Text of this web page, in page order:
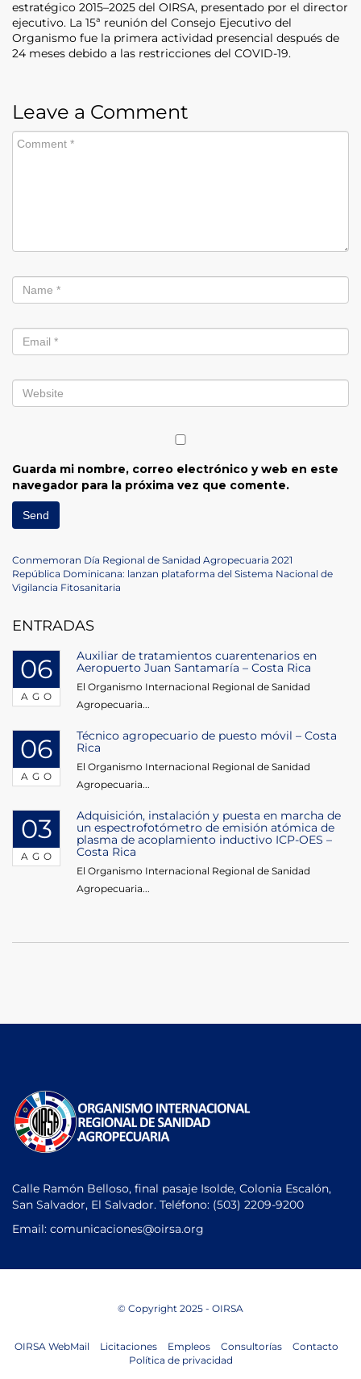
estratégico 2015–2025 del OIRSA, presentado por el director
ejecutivo. La 15ª reunión del Consejo Ejecutivo del
Organismo fue la primera actividad presencial después de
24 meses debido a las restricciones del COVID-19.
Leave a Comment
Guarda mi nombre, correo electrónico y web en este
navegador para la próxima vez que comente.
Navegación
de
entradas
Previous
Post
Conmemoran Día Regional de Sanidad Agropecuaria 2021
Next
Post
República Dominicana: lanzan plataforma del Sistema Nacional de
Vigilancia Fitosanitaria
ENTRADAS
06
AGO
Auxiliar de tratamientos cuarentenarios en
Aeropuerto Juan Santamaría – Costa Rica
El Organismo Internacional Regional de Sanidad
Agropecuaria...
06
AGO
Técnico agropecuario de puesto móvil – Costa
Rica
El Organismo Internacional Regional de Sanidad
Agropecuaria...
03
AGO
Adquisición, instalación y puesta en marcha de
un espectrofotómetro de emisión atómica de
plasma de acoplamiento inductivo ICP-OES –
Costa Rica
El Organismo Internacional Regional de Sanidad
Agropecuaria...
Calle Ramón Belloso, final pasaje Isolde, Colonia Escalón,
San Salvador, El Salvador. Teléfono: (503) 2209-9200
Email: comunicaciones@oirsa.org
© Copyright 2025 - OIRSA
OIRSA WebMail Licitaciones Empleos Consultorías
Contacto
Política de privacidad